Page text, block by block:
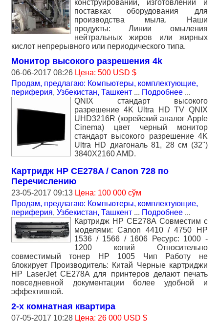
конструировании, изготовлении и
поставках оборудования для
производства мыла. Наши
продукты: Линии омыления
нейтральных жиров или жирных
кислот непрерывного или периодического типа.
Монитор высокого разрешения 4k
06-06-2017 08:26 Цена: 500 USD $
Продам, предлагаю: Компьютеры, комплектующие,
периферия, Узбекистан, Ташкент ... Подробнее ...
QNIX стандарт высокого
разрешение 4K Ultra HD TV QNIX
UHD3216R (корейский аналог Apple
Cinema) цвет черный монитор
стандарт высокого разрешение 4K
Ultra HD диагональ 81, 28 см (32")
3840X2160 AMD.
Картридж HP CE278A / Canon 728 по
Перечислению
23-05-2017 09:13 Цена: 100 000 сўм
Продам, предлагаю: Компьютеры, комплектующие,
периферия, Узбекистан, Ташкент ... Подробнее ...
Картридж HP CE278A Совместим с
моделями: Canon 4410 / 4750 HP
1536 / 1566 / 1606 Ресурс: 1000 -
1200 копий Относительно
совместимый тонер HP 1005 Чип Работу не
блокирует Производитель: Китай Черные картриджи
HP LaserJet CE278A для принтеров делают печать
повседневной документации более удобной и
эффективной.
2-х комнатная квартира
07-05-2017 10:28 Цена: 26 000 USD $